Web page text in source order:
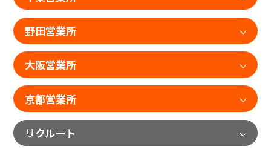
野田営業所
大阪営業所
京都営業所
リクルート